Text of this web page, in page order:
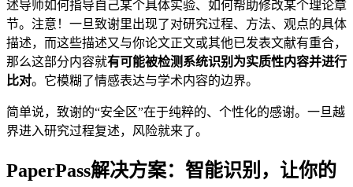
述导师如何指导自己某个具体实验、如何帮助修改某个理论章
节。注意！一旦致谢里出现了对研究过程、方法、观点的具体
描述，而这些描述又与你论文正文或其他已发表文献有重合，
那么这部分内容就有可能被检测系统识别为实质性内容并进行
比对。它模糊了情感表达与学术内容的边界。
简单说，致谢的“安全区”在于纯粹的、个性化的感谢。一旦越
界进入研究过程复述，风险就来了。
PaperPass解决方案：智能识别，让你的